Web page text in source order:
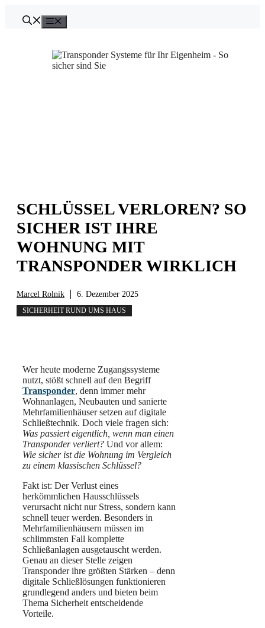
Inhalt
SCHLÜSSEL VERLOREN? SO
SICHER IST IHRE
WOHNUNG MIT
TRANSPONDER WIRKLICH
Marcel Rolnik 6. Dezember 2025
SICHERHEIT RUND UMS HAUS
Wer heute moderne Zugangssysteme
nutzt, stößt schnell auf den Begriff
Transponder, denn immer mehr
Wohnanlagen, Neubauten und sanierte
Mehrfamilienhäuser setzen auf digitale
Schließtechnik. Doch viele fragen sich:
Was passiert eigentlich, wenn man einen
Transponder verliert? Und vor allem:
Wie sicher ist die Wohnung im Vergleich
zu einem klassischen Schlüssel?
Fakt ist: Der Verlust eines
herkömmlichen Hausschlüssels
verursacht nicht nur Stress, sondern kann
schnell teuer werden. Besonders in
Mehrfamilienhäusern müssen im
schlimmsten Fall komplette
Schließanlagen ausgetauscht werden.
Genau an dieser Stelle zeigen
Transponder ihre größten Stärken – denn
digitale Schließlösungen funktionieren
grundlegend anders und bieten beim
Thema Sicherheit entscheidende
Vorteile.